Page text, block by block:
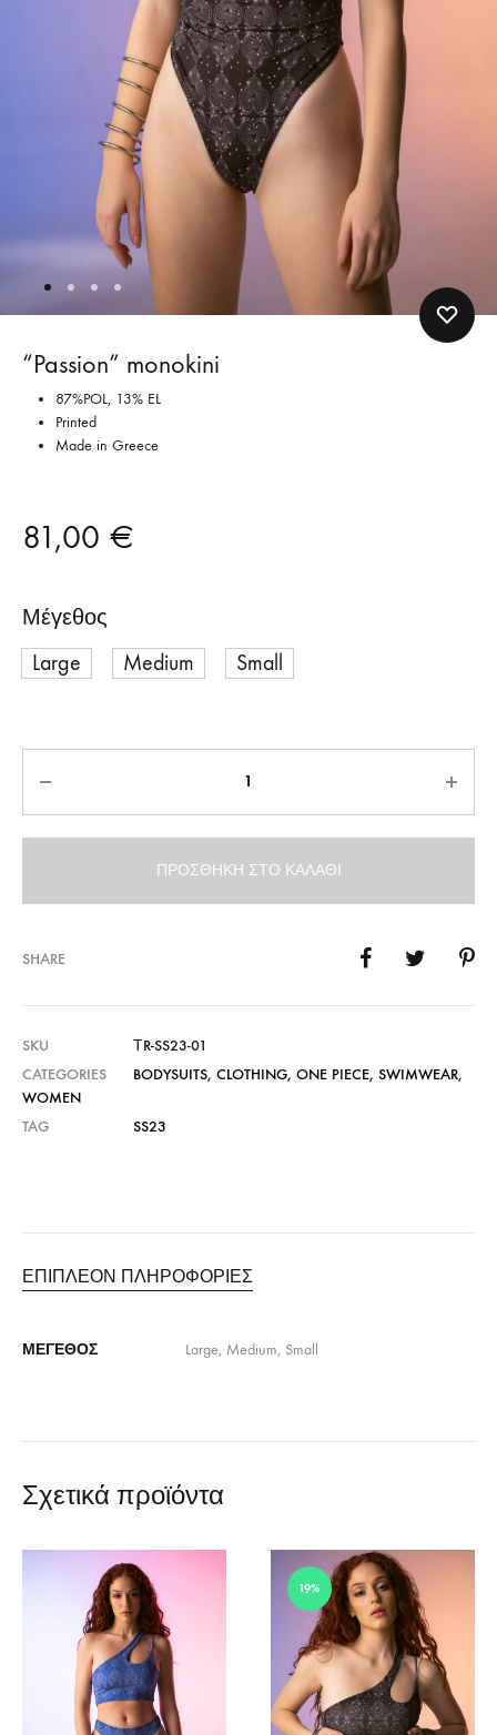
“Passion” monokini
87%POL, 13% EL
Printed
Made in Greece
81,00 €
Μέγεθος
Large
Medium Small
ΠΡΟΣΘΉΚΗ ΣΤΟ ΚΑΛΆΘΙ
SHARE
SKU
ΤR-SS23-01
CATEGORIES
BODYSUITS, CLOTHING, ONE PIECE, SWIMWEAR,
WOMEN
TAG
SS23
ΕΠΙΠΛΈΟΝ ΠΛΗΡΟΦΟΡΊΕΣ
ΜΈΓΕΘΟΣ Large, Medium, Small
Σχετικά προϊόντα
19%